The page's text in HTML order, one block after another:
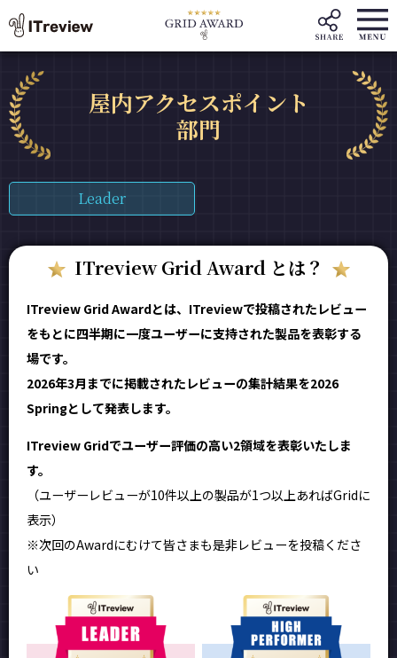
屋内アクセスポイント
部門
Leader
ITreview Grid Award とは？
ITreview Grid Awardとは、ITreviewで投稿されたレビュー
をもとに四半期に一度ユーザーに支持された製品を表彰する
場です。
2026年3月までに掲載されたレビューの集計結果を2026
Springとして発表します。
ITreview Gridでユーザー評価の高い2領域を表彰いたしま
す。
（ユーザーレビューが10件以上の製品が1つ以上あればGridに
表示）
※次回のAwardにむけて皆さまも是非レビューを投稿くださ
い